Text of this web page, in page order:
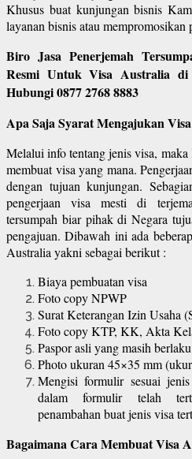
Khusus buat kunjungan bisnis
layanan bisnis atau
Biro Jasa Penerjemah
Resmi Untuk Visa Australia di
Hubungi 0877 2768 8883
Apa Saja Syarat Mengajukan
Melalui info tentang jenis visa,
membuat visa yang mana.
dengan tujuan kunjungan.
pengerjaan visa mesti di
tersumpah biar pihak di Negara
pengajuan. Dibawah ini ada
Australia yakni sebagai berikut :
Biaya pembuatan visa
Foto copy NPWP
Surat Keterangan Izin Usaha
Foto copy KTP, KK, Akta
Paspor asli yang masih
Photo ukuran 45×35 mm
Mengisi formulir sesuai
dalam formulir telah
penambahan buat jenis visa
Bagaimana Cara Membuat Visa